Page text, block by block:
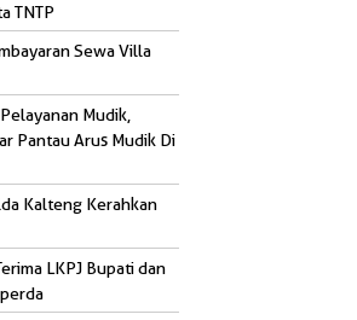
TNTP
Sewa Villa
Mudik,
Pantau Arus Mudik Di
Kalteng Kerahkan
LKPJ Bupati dan